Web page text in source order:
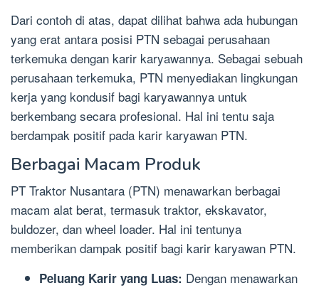
Dari contoh di atas, dapat dilihat bahwa ada hubungan
yang erat antara posisi PTN sebagai perusahaan
terkemuka dengan karir karyawannya. Sebagai sebuah
perusahaan terkemuka, PTN menyediakan lingkungan
kerja yang kondusif bagi karyawannya untuk
berkembang secara profesional. Hal ini tentu saja
berdampak positif pada karir karyawan PTN.
Berbagai Macam Produk
PT Traktor Nusantara (PTN) menawarkan berbagai
macam alat berat, termasuk traktor, ekskavator,
buldozer, dan wheel loader. Hal ini tentunya
memberikan dampak positif bagi karir karyawan PTN.
Peluang Karir yang Luas: Dengan menawarkan